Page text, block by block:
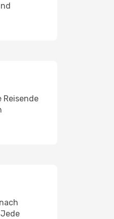
Reisende